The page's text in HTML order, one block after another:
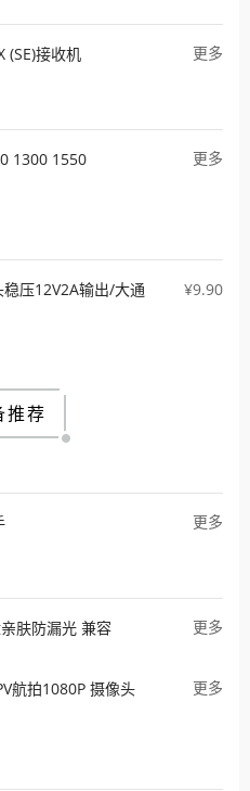
(SE)接收机 更多
1300 1550
更多
压12V2A输出/大通
¥9.90
推荐
更多
肤防漏光 兼容
更多
航拍1080P 摄像头
更多